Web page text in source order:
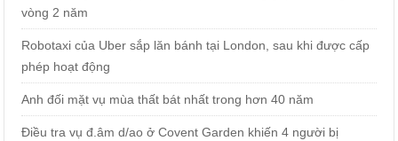
vòng 2 năm
Robotaxi của Uber sắp lăn bánh tại London, sau khi được cấp
phép hoạt động
Anh đối mặt vụ mùa thất bát nhất trong hơn 40 năm
Điều tra vụ đ.âm d/ao ở Covent Garden khiến 4 người bị